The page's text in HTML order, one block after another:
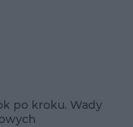
po kroku. Wady